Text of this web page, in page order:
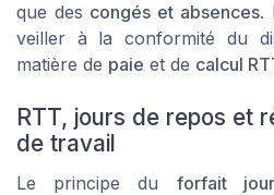
que des congés et absences.
veiller à la conformité du
matière de paie et de calcul
RTT, jours de repos et
de travail
Le principe du forfait